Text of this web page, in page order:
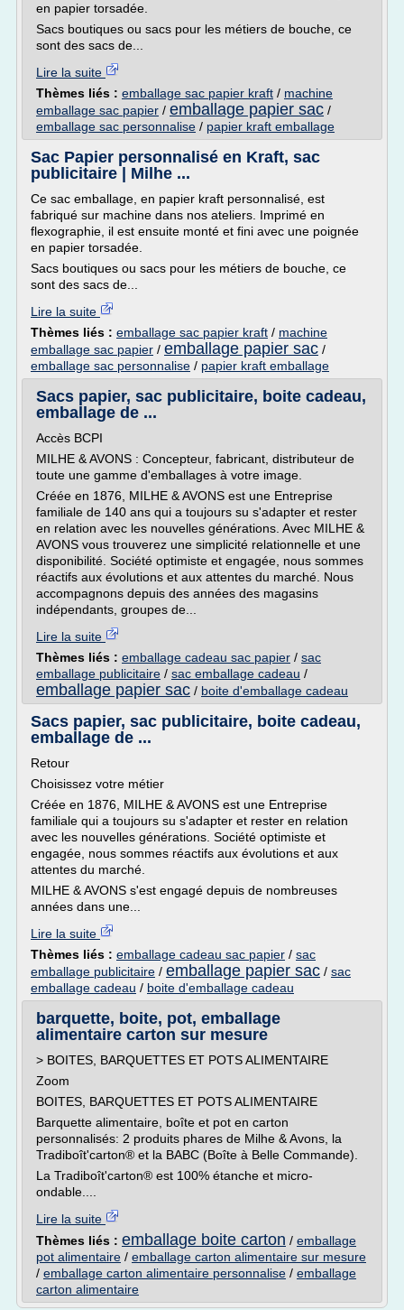
en papier torsadée.
Sacs boutiques ou sacs pour les métiers de bouche, ce
sont des sacs de...
Lire la suite
Thèmes liés : emballage sac papier kraft / machine
emballage sac papier / emballage papier sac /
emballage sac personnalise / papier kraft emballage
Sac Papier personnalisé en Kraft, sac
publicitaire | Milhe ...
Ce sac emballage, en papier kraft personnalisé, est
fabriqué sur machine dans nos ateliers. Imprimé en
flexographie, il est ensuite monté et fini avec une poignée
en papier torsadée.
Sacs boutiques ou sacs pour les métiers de bouche, ce
sont des sacs de...
Lire la suite
Thèmes liés : emballage sac papier kraft / machine
emballage sac papier / emballage papier sac /
emballage sac personnalise / papier kraft emballage
Sacs papier, sac publicitaire, boite cadeau,
emballage de ...
Accès BCPI
MILHE & AVONS : Concepteur, fabricant, distributeur de
toute une gamme d'emballages à votre image.
Créée en 1876, MILHE & AVONS est une Entreprise
familiale de 140 ans qui a toujours su s'adapter et rester
en relation avec les nouvelles générations. Avec MILHE &
AVONS vous trouverez une simplicité relationnelle et une
disponibilité. Société optimiste et engagée, nous sommes
réactifs aux évolutions et aux attentes du marché. Nous
accompagnons depuis des années des magasins
indépendants, groupes de...
Lire la suite
Thèmes liés : emballage cadeau sac papier / sac
emballage publicitaire / sac emballage cadeau /
emballage papier sac / boite d'emballage cadeau
Sacs papier, sac publicitaire, boite cadeau,
emballage de ...
Retour
Choisissez votre métier
Créée en 1876, MILHE & AVONS est une Entreprise
familiale qui a toujours su s'adapter et rester en relation
avec les nouvelles générations. Société optimiste et
engagée, nous sommes réactifs aux évolutions et aux
attentes du marché.
MILHE & AVONS s'est engagé depuis de nombreuses
années dans une...
Lire la suite
Thèmes liés : emballage cadeau sac papier / sac
emballage publicitaire / emballage papier sac / sac
emballage cadeau / boite d'emballage cadeau
barquette, boite, pot, emballage
alimentaire carton sur mesure
> BOITES, BARQUETTES ET POTS ALIMENTAIRE
Zoom
BOITES, BARQUETTES ET POTS ALIMENTAIRE
Barquette alimentaire, boîte et pot en carton
personnalisés: 2 produits phares de Milhe & Avons, la
Tradiboît'carton® et la BABC (Boîte à Belle Commande).
La Tradiboît'carton® est 100% étanche et micro-
ondable....
Lire la suite
Thèmes liés : emballage boite carton / emballage
pot alimentaire / emballage carton alimentaire sur mesure
/ emballage carton alimentaire personnalise / emballage
carton alimentaire